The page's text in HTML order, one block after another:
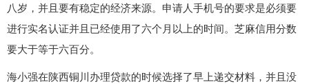
八岁，并且要有稳定的经济来源。申请人手机号的要求是必须要
进行实名认证并且已经使用了六个月以上的时间。芝麻信用分数
要大于等于六百分。
海小强在陕西铜川办理贷款的时候选择了早上递交材料，并且没